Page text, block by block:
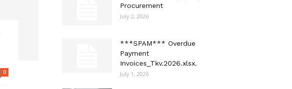
0
Procurement
July 2, 2026
***SPAM*** Overdue
Payment
Invoices_Tkv.2026.xlsx.
July 1, 2026